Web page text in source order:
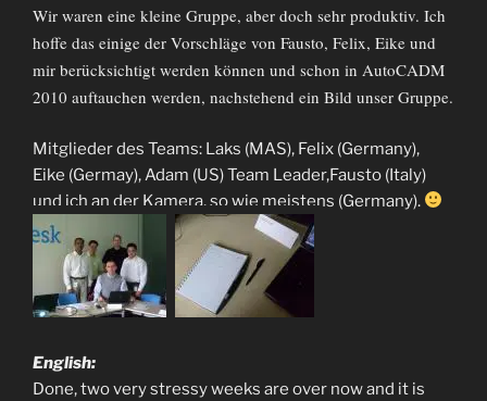
Wir waren eine kleine Gruppe, aber doch sehr produktiv. Ich
hoffe das einige der Vorschläge von Fausto, Felix, Eike und
mir berücksichtigt werden können und schon in AutoCADM
2010 auftauchen werden, nachstehend ein Bild unser Gruppe.
Mitglieder des Teams: Laks (MAS), Felix (Germany),
Eike (Germay), Adam (US) Team Leader,Fausto (Italy)
und ich an der Kamera, so wie meistens (Germany).
English:
Done, two very stressy weeks are over now and it is